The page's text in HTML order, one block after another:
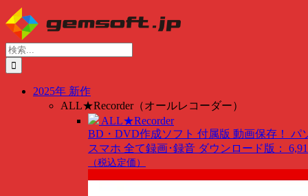
Skip
to
content
検
索
…
2025年 新作
ALL★Recorder（オールレコーダー）
ALL★Recorder
BD・DVD作成ソフト 付属版 動画保存！ パ
スマホ 全て録画･録音 ダウンロード版：
（税込定価）